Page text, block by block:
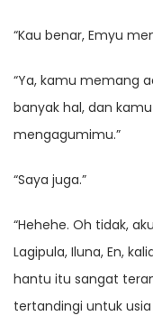
“Kau benar, Emyu
“Ya, kamu memang
banyak hal, dan
mengagumimu.”
“Saya juga.”
“Hehehe. Oh tidak,
Lagipula, Iluna, En,
hantu itu sangat
tertandingi untuk